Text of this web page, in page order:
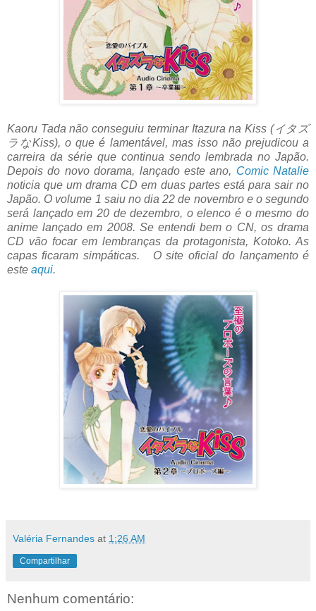
Kaoru Tada não conseguiu terminar Itazura na Kiss (イタズ
ラなKiss), o que é lamentável, mas isso não prejudicou a
carreira da série que continua sendo lembrada no Japão.
Depois do novo dorama, lançado este ano, Comic Natalie
noticia que um drama CD em duas partes está para sair no
Japão. O volume 1 saiu no dia 22 de novembro e o segundo
será lançado em 20 de dezembro, o elenco é o mesmo do
anime lançado em 2008. Se entendi bem o CN, os drama
CD vão focar em lembranças da protagonista, Kotoko. As
capas ficaram simpáticas. O site oficial do lançamento é
este aqui.
Valéria Fernandes at 1:26 AM
Compartilhar
Nenhum comentário: